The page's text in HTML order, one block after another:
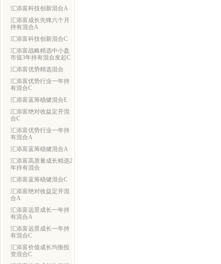
汇添富科技创新混合A
汇添富成长先锋六个月
持有混合A
汇添富科技创新混合C
汇添富战略精选中小盘
市值3年持有混合发起C
汇添富优势精选混合
汇添富优势行业一年持
有混合C
汇添富蓝筹稳健混合E
汇添富绝对收益定开混
合C
汇添富优势行业一年持
有混合A
汇添富蓝筹稳健混合A
汇添富高质量成长精选2
年持有混合
汇添富蓝筹稳健混合C
汇添富绝对收益定开混
合A
汇添富远景成长一年持
有混合A
汇添富远景成长一年持
有混合C
汇添富价值成长均衡投
资混合C